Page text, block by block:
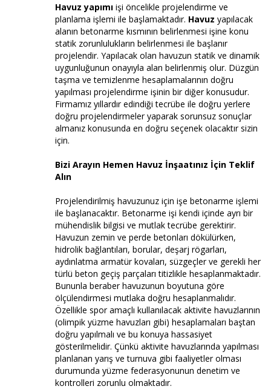
Havuz yapımı işi öncelikle projelendirme ve
planlama işlemi ile başlamaktadır. Havuz yapılacak
alanın betonarme kısmının belirlenmesi işine konu
statik zorunlulukların belirlenmesi ile başlanır
projelendir. Yapılacak olan havuzun statik ve dinamik
uygunluğunun onayıyla alan belirlenmiş olur. Düzgün
taşma ve temizlenme hesaplamalarının doğru
yapılması projelendirme işinin bir diğer konusudur.
Firmamız yıllardır edindiği tecrübe ile doğru yerlere
doğru projelendirmeler yaparak sorunsuz sonuçlar
almanız konusunda en doğru seçenek olacaktır sizin
için.
Bizi Arayın Hemen Havuz İnşaatınız İçin Teklif
Alın
Projelendirilmiş havuzunuz için işe betonarme işlemi
ile başlanacaktır. Betonarme işi kendi içinde ayrı bir
mühendislik bilgisi ve mutlak tecrübe gerektirir.
Havuzun zemin ve perde betonları dökülürken,
hidrolik bağlantıları, borular, deşarj rögarları,
aydınlatma armatür kovaları, süzgeçler ve gerekli her
türlü beton geçiş parçaları titizlikle hesaplanmaktadır.
Bununla beraber havuzunun boyutuna göre
ölçülendirmesi mutlaka doğru hesaplanmalıdır.
Özellikle spor amaçlı kullanılacak aktivite havuzlarının
(olimpik yüzme havuzları gibi) hesaplamaları baştan
doğru yapılmalı ve bu konuya hassasiyet
gösterilmelidir. Çünkü aktivite havuzlarında yapılması
planlanan yarış ve turnuva gibi faaliyetler olması
durumunda yüzme federasyonunun denetim ve
kontrolleri zorunlu olmaktadır.